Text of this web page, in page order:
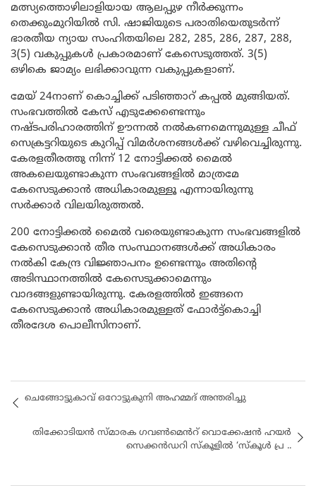
മത്സ്യത്തൊഴിലാളിയായ ആലപ്പുഴ നീർക്കുന്നം
തെക്കുംമുറിയിൽ സി. ഷാജിയുടെ പരാതിയെതുടർന്ന്
ഭാരതീയ ന്യായ സംഹിതയിലെ 282, 285, 286, 287, 288,
3(5) വകുപ്പുകൾ പ്രകാരമാണ് കേസെടുത്തത്. 3(5)
ഒഴികെ ജാമ്യം ലഭിക്കാവുന്ന വകുപ്പുകളാണ്.
മേയ് 24നാണ്​ കൊച്ചിക്ക് പടിഞ്ഞാറ് കപ്പൽ മുങ്ങിയത്​.
സംഭവത്തിൽ കേസ് എടുക്കേണ്ടെന്നും
നഷ്ടപരിഹാരത്തിന് ഊന്നൽ നൽകണമെന്നുമുള്ള ചീഫ്
സെക്രട്ടറിയുടെ കുറിപ്പ് വിമർശനങ്ങൾക്ക് വഴിവെച്ചിരുന്നു.
കേരളതീരത്തു നിന്ന് 12 നോട്ടിക്കൽ മൈൽ
അകലെയുണ്ടാകുന്ന സംഭവങ്ങളിൽ മാത്രമേ
കേസെടുക്കാൻ അധികാരമുള്ളൂ എന്നായിരുന്നു
സർക്കാർ വിലയിരുത്തൽ.
200 നോട്ടിക്കൽ മൈൽ വരെയുണ്ടാകുന്ന സംഭവങ്ങളിൽ
കേസെടുക്കാൻ തീര സംസ്ഥാനങ്ങൾക്ക് അധികാരം
നൽകി കേന്ദ്ര വിജ്ഞാപനം ഉണ്ടെന്നും അതിന്‍റെ
അടിസ്ഥാനത്തിൽ കേസെടുക്കാമെന്നും
വാദങ്ങളുണ്ടായിരുന്നു. കേരളത്തിൽ ഇങ്ങനെ
കേസെടുക്കാൻ അധികാരമുള്ളത് ഫോർട്ട്കൊച്ചി
തീരദേശ പൊലീസിനാണ്.
ചെങ്ങോട്ടുകാവ് ഒറോട്ടുകുനി അഹമ്മദ് അന്തരിച്ചു
തിക്കോടിയൻ സ്മാരക ഗവൺമെൻറ് വൊക്കേഷൻ ഹയർ
സെക്കൻഡറി സ്‌കൂളിൽ ‘സ്‌കൂൾ പ്ര ..